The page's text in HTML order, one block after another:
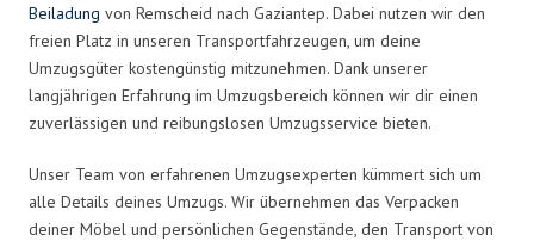
Beiladung von Remscheid nach Gaziantep. Dabei nutzen wir den
freien Platz in unseren Transportfahrzeugen, um deine
Umzugsgüter kostengünstig mitzunehmen. Dank unserer
langjährigen Erfahrung im Umzugsbereich können wir dir einen
zuverlässigen und reibungslosen Umzugsservice bieten.
Unser Team von erfahrenen Umzugsexperten kümmert sich um
alle Details deines Umzugs. Wir übernehmen das Verpacken
deiner Möbel und persönlichen Gegenstände, den Transport von